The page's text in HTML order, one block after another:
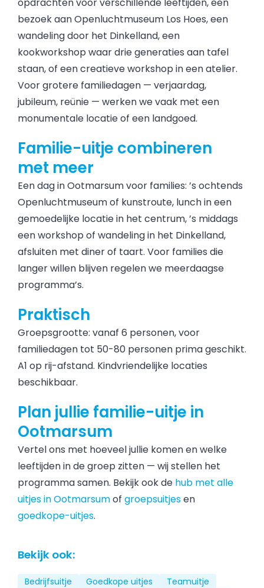
bezoek aan Openluchtmuseum Los Hoes, een
wandeling door het Dinkelland, een
kookworkshop waar drie generaties aan tafel
staan, of een creatieve workshop in een atelier.
Voor grotere familiedagen — verjaardag,
jubileum, reünie — werken we vaak met een
monumentale locatie of een landgoed.
Familie-uitje combineren
met meer
Een dag in Ootmarsum voor families: ’s ochtends
Openluchtmuseum of kunstroute, lunch in een
gemoedelijke locatie in het centrum, ’s middags
een workshop of wandeling in het Dinkelland,
afsluiten met diner of taart. Voor families die
langer willen blijven regelen we meerdaagse
programma’s.
Praktisch
Groepsgrootte: vanaf 6 personen, voor
familiedagen tot 50-80 personen prima geschikt.
A1 op rij-afstand. Kindvriendelijke locaties
beschikbaar.
Plan jullie familie-uitje in
Ootmarsum
Vertel ons met hoeveel jullie komen en welke
leeftijden in de groep zitten — wij stellen het
programma samen. Bekijk ook de hub met alle
uitjes in Ootmarsumof groepsuitjesen
goedkope-uitjes.
Bekijk ook:
Bedrijfsuitje Goedkope uitjes
Teamuitje